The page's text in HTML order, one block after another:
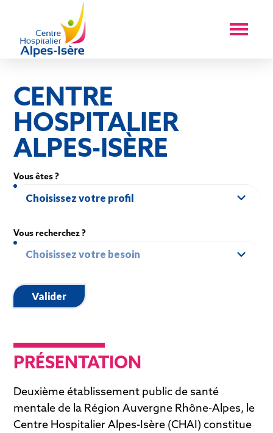
CENTRE
HOSPITALIER
ALPES-ISÈRE
Vous êtes ?
Choisissez votre profil
Vous recherchez ?
Choisissez votre besoin
Valider
PRÉSENTATION
Deuxième établissement public de santé
mentale de la Région Auvergne Rhône-Alpes, le
Centre Hospitalier Alpes-Isère (CHAI) constitue